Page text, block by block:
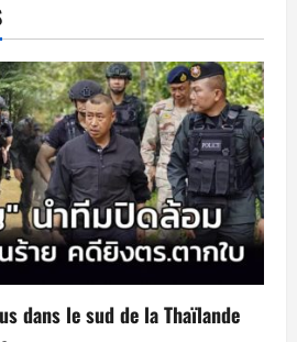
dans le sud de la Thaïlande